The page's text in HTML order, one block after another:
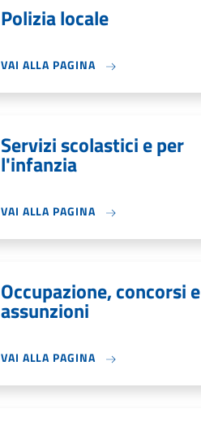
Polizia locale
VAI ALLA PAGINA
Servizi scolastici e per
l'infanzia
VAI ALLA PAGINA
Occupazione, concorsi e
assunzioni
VAI ALLA PAGINA